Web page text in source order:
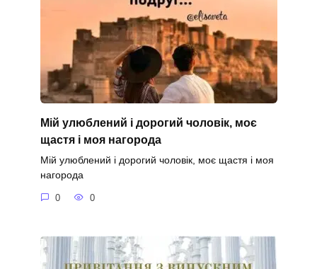
Мій улюблений і дорогий чоловік, моє
щастя і моя нагорода
Мій улюблений і дорогий чоловік, моє щастя і моя
нагорода
0 0